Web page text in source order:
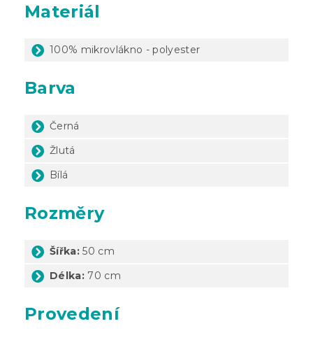
Materiál
100% mikrovlákno - polyester
Barva
Černá
Žlutá
Bílá
Rozměry
Šířka: 50 cm
Délka: 70 cm
Provedení